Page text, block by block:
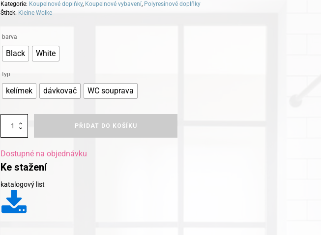
Kategorie: Koupelnové doplňky, Koupelnové vybavení, Polyresinové doplňky
Štítek: Kleine Wolke
barva
Black White
typ
kelímek dávkovač WC souprava
Kleine
doplňky
Bonny
množství
PŘIDAT DO KOŠÍKU
Dostupné na objednávku
Ke stažení
katalogový list